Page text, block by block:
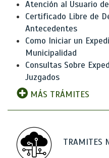
Atención al Usuario
Certificado Libre de
Antecedentes
Como Iniciar un
Municipalidad
Consultas Sobre
Juzgados
MÁS TRÁMITES
TRAMITES